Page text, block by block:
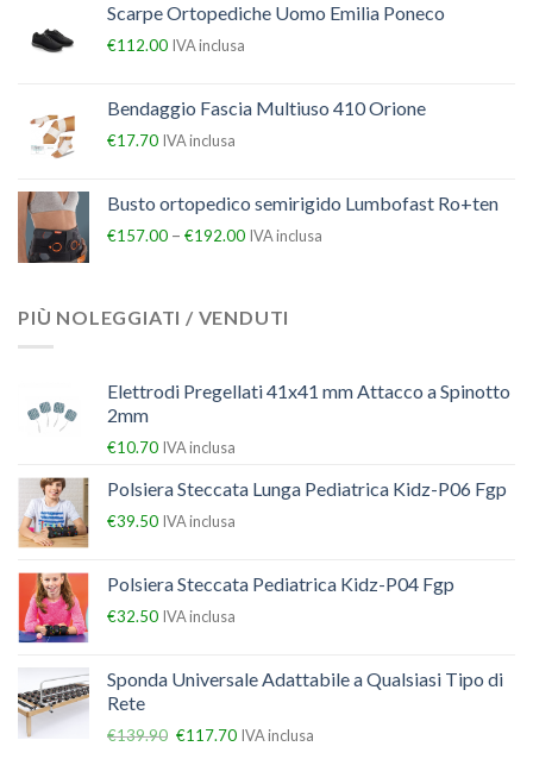
Scarpe Ortopediche Uomo Emilia Poneco
€112.00 IVA inclusa
Bendaggio Fascia Multiuso 410 Orione
€17.70 IVA inclusa
Busto ortopedico semirigido Lumbofast Ro+ten
€157.00 – €192.00 IVA inclusa
PIÙ NOLEGGIATI / VENDUTI
Elettrodi Pregellati 41x41 mm Attacco a Spinotto
2mm
€10.70 IVA inclusa
Polsiera Steccata Lunga Pediatrica Kidz-P06 Fgp
€39.50 IVA inclusa
Polsiera Steccata Pediatrica Kidz-P04 Fgp
€32.50 IVA inclusa
Sponda Universale Adattabile a Qualsiasi Tipo di
Rete
€139.90 €117.70 IVA inclusa